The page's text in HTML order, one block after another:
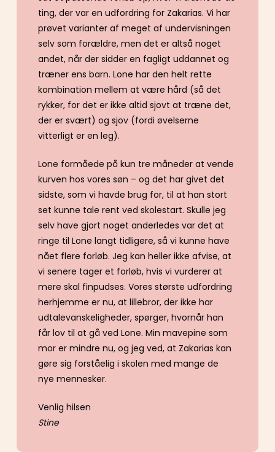
ting, der var en udfordring for Zakarias. Vi har
prøvet varianter af meget af undervisningen
selv som forældre, men det er altså noget
andet, når der sidder en fagligt uddannet og
træner ens barn. Lone har den helt rette
kombination mellem at være hård (så det
rykker, for det er ikke altid sjovt at træne det,
der er svært) og sjov (fordi øvelserne
vitterligt er en leg).
Lone formåede på kun tre måneder at vende
kurven hos vores søn – og det har givet det
sidste, som vi havde brug for, til at han stort
set kunne tale rent ved skolestart. Skulle jeg
selv have gjort noget anderledes var det at
ringe til Lone langt tidligere, så vi kunne have
nået flere forløb. Jeg kan heller ikke afvise, at
vi senere tager et forløb, hvis vi vurderer at
mere skal finpudses. Vores største udfordring
herhjemme er nu, at lillebror, der ikke har
udtalevanskeligheder, spørger, hvornår han
får lov til at gå ved Lone. Min mavepine som
mor er mindre nu, og jeg ved, at Zakarias kan
gøre sig forståelig i skolen med mange de
nye mennesker.
Venlig hilsen
Stine